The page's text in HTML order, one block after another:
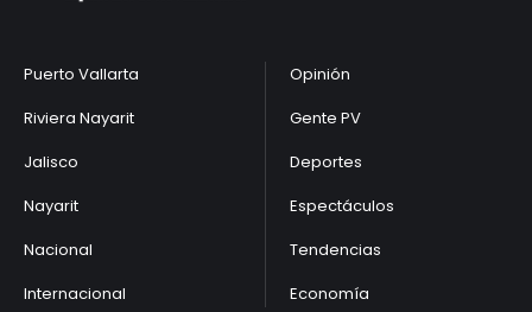
Puerto Vallarta
Riviera Nayarit
Jalisco
Nayarit
Nacional
Internacional
Opinión
Gente PV
Deportes
Espectáculos
Tendencias
Economía